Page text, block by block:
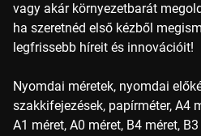
vagy akár környezetbarát
ha szeretnéd első kézből
legfrissebb híreit és innovációit!
Nyomdai méretek, nyomdai
szakkifejezések, papírméter, A4
A1 méret, A0 méret, B4 méret,